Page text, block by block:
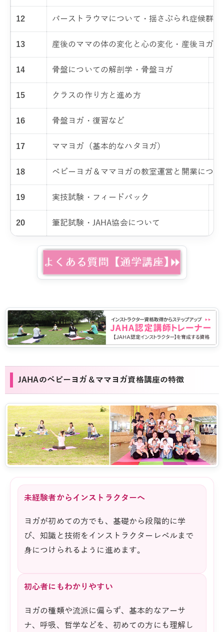
12 バーストラウマについて・揺さぶられ症候群
13 産後のママの体の変化と心の変化・産後ヨガ
14 骨盤についての解剖学・骨盤ヨガ
15 クラスの作り方と進め方
16 骨盤ヨガ・復習など
17 ママヨガ（基本的なハタヨガ）
18 ベビーヨガ＆ママヨガの教室運営と開業につい
19 実技試験・フィードバック
20 筆記試験・JAHA協会について
JAHAのベビーヨガ＆ママヨガ資格講座の特徴
未経験者からインストラクターへ
ヨガが初めての方でも、基礎から段階的に学
び、知識と技術をインストラクターレベルまで
身につけられるように進めます。
初心者にもわかりやすい
ヨガの種類や流派に偏らず、基本的なアーサ
ナ、呼吸、哲学などを、初めての方にも理解し